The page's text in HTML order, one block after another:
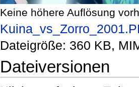
Keine höhere Auflösung
Dateigröße: 360 KB,
Dateiversionen